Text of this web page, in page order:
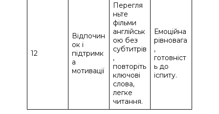
12
Відпочин
ок і
підтримк
а
мотивації
Перегля
ньте
фільми
англійськ
ою без
субтитрів
,
повторіть
ключові
слова,
легке
читання.
Емоційна
рівновага
,
готовніст
ь до
іспиту.